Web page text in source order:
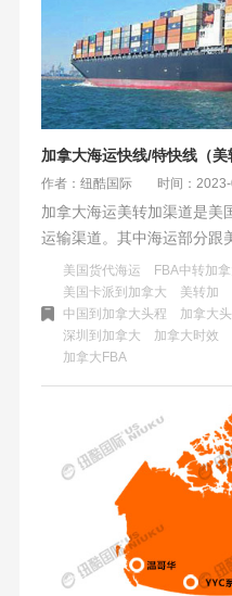
加拿大海运快线/特快线（美
作者：纽酷国际 时间：
加拿大海运美转加渠道是美
运输渠道。其中海运部分跟
柜、分拣、打托后由卡车派
增加了一次清关动作——美
程。货物经过两次清关后进
会有所增加。不过搭配美森
有保障。
美国货代海运 FBA中转加
美国卡派到加拿大
美转加
中国到加拿大头程
加拿大
深圳到加拿大
加拿大时效
加拿大FBA